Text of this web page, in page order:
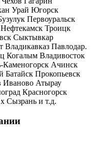
Урай Югорск
Первоуральск
Троицк
Сыктывкар
Владикавказ Павлодар.
Когалым Владивосток
Ачинск
Прокопьевск
Иваново Атырау
Красногорск
Сызрань и т.д.